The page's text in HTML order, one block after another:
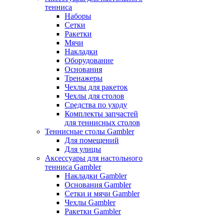
тенниса
Наборы
Сетки
Ракетки
Мячи
Накладки
Оборудование
Основания
Тренажеры
Чехлы для ракеток
Чехлы для столов
Средства по уходу
Комплекты запчастей
для теннисных столов
Теннисные столы Gambler
Для помещений
Для улицы
Аксессуары для настольного
тенниса Gambler
Накладки Gambler
Основания Gambler
Сетки и мячи Gambler
Чехлы Gambler
Ракетки Gambler